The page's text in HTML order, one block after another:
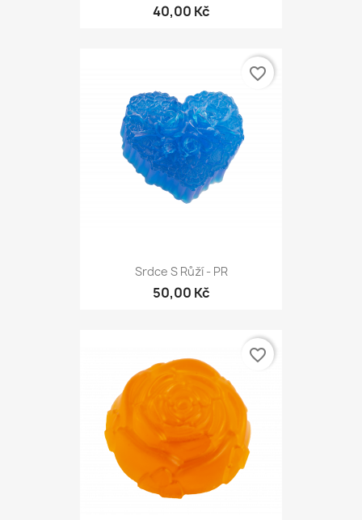
40,00 Kč
Srdce S Růží - PR
50,00 Kč
favorite_border
favorite_border